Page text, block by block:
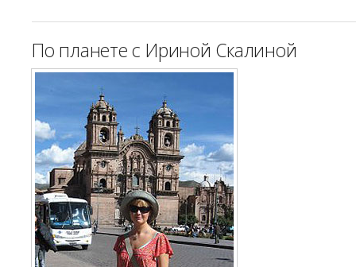
По планете с Ириной Скалиной